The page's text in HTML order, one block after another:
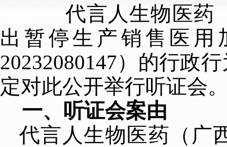
代言人生物医药（
出 暂停生产销售医用
20232080147）的行政行
定对此公开举行听证会
一、听证会案由
代言人生物医药（广